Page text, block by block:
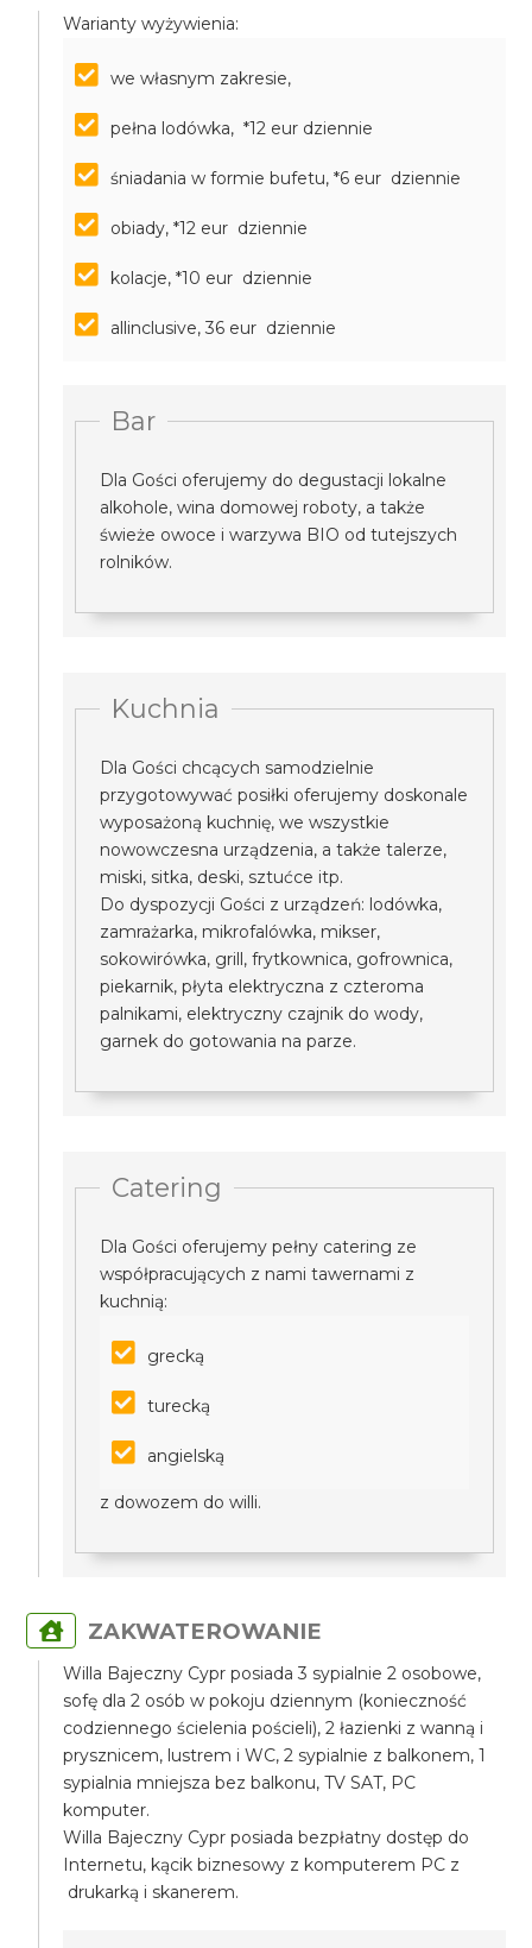
Warianty wyżywienia:
we własnym zakresie,
pełna lodówka, *12 eur dziennie
śniadania w formie bufetu, *6 eur dziennie
obiady, *12 eur dziennie
kolacje, *10 eur dziennie
allinclusive, 36 eur dziennie
Bar
Dla Gości oferujemy do degustacji lokalne
alkohole, wina domowej roboty, a także
świeże owoce i warzywa BIO od tutejszych
rolników.
Kuchnia
Dla Gości chcących samodzielnie
przygotowywać posiłki oferujemy doskonale
wyposażoną kuchnię, we wszystkie
nowowczesna urządzenia, a także talerze,
miski, sitka, deski, sztućce itp.
Do dyspozycji Gości z urządzeń: lodówka,
zamrażarka, mikrofalówka, mikser,
sokowirówka, grill, frytkownica, gofrownica,
piekarnik, płyta elektryczna z czteroma
palnikami, elektryczny czajnik do wody,
garnek do gotowania na parze.
Catering
Dla Gości oferujemy pełny catering ze
współpracujących z nami tawernami z
kuchnią:
grecką
turecką
angielską
z dowozem do willi.
ZAKWATEROWANIE
Willa Bajeczny Cypr posiada 3 sypialnie 2 osobowe,
sofę dla 2 osób w pokoju dziennym (konieczność
codziennego ścielenia pościeli), 2 łazienki z wanną i
prysznicem, lustrem i WC, 2 sypialnie z balkonem, 1
sypialnia mniejsza bez balkonu, TV SAT, PC
komputer.
Willa Bajeczny Cypr posiada bezpłatny dostęp do
Internetu, kącik biznesowy z komputerem PC z
drukarką i skanerem.